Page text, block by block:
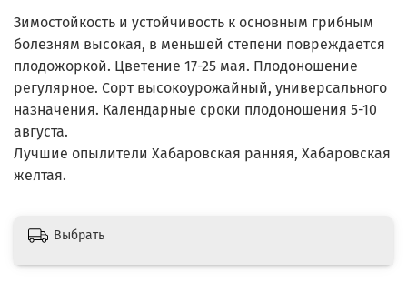
Зимостойкость и устойчивость к основным грибным
болезням высокая, в меньшей степени повреждается
плодожоркой. Цветение 17-25 мая. Плодоношение
регулярное. Сорт высокоурожайный, универсального
назначения. Календарные сроки плодоношения 5-10
августа.
Лучшие опылители Хабаровская ранняя, Хабаровская
желтая.
Выбрать